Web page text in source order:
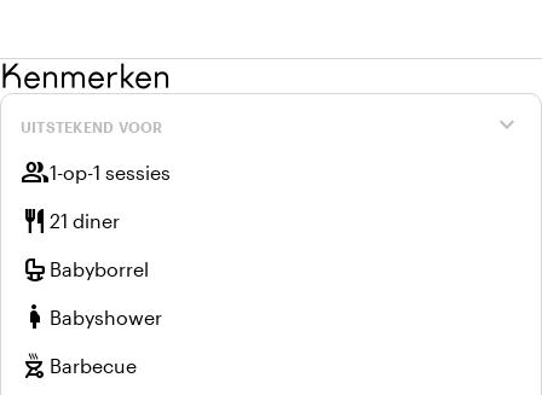
Kenmerken
expand_more
UITSTEKEND VOOR
group1-op-1 sessies
restaurant 21 diner
crib Babyborrel
pregnant_woman Babyshower
outdoor_grill Barbecue